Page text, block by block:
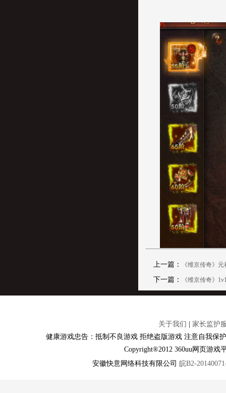
上一篇： 《维京传奇》
下一篇： 《维京传奇》
关于我们
家长监护
健康游戏忠告：抵制不良游戏 拒绝盗版游戏 注意自我保
Copyright®2012 360uu网页游
安徽快意网络科技有限公司 皖B2-